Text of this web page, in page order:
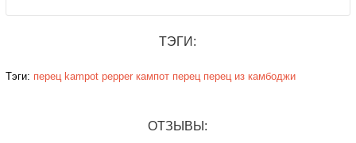
ТЭГИ:
Тэги: перец kampot pepper кампот перец перец из камбоджи
ОТЗЫВЫ: